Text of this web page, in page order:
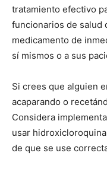
tratamiento efectivo
funcionarios de salud
medicamento de
sí mismos o a sus
Si crees que alguien
acaparando o
Considera
usar
de que se use